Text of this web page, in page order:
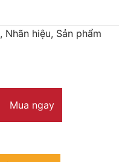
, Nhãn hiệu, Sản phẩm
Mua ngay